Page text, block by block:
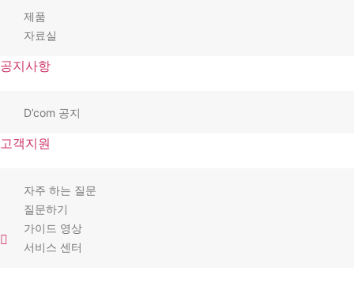
제품
자료실
공지사항
D’com 공지
고객지원
자주 하는 질문
질문하기
가이드 영상
서비스 센터